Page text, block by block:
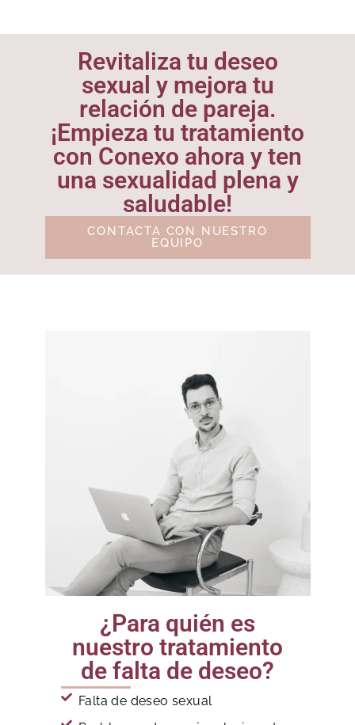
Revitaliza tu deseo
sexual y mejora tu
relación de pareja.
¡Empieza tu tratamiento
con Conexo ahora y ten
una sexualidad plena y
saludable!
CONTACTA CON NUESTRO
EQUIPO
¿Para quién es
nuestro tratamiento
de falta de deseo?
Falta de deseo sexual